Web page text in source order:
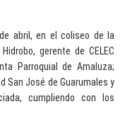
abril, en el coliseo de la
gerente de CELEC
Parroquial de Amaluza;
San José de Guarumales y
cumpliendo con los